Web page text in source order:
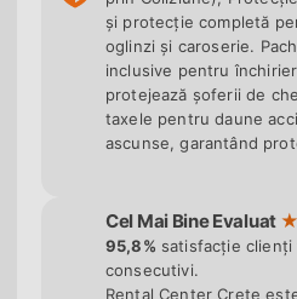
avans.
Rental Center Crete este o
sediul în Heraklion -
(50+ ani de
vehiculepe toată Creta: de
economice (Toyota Aygo,
de familie (Skoda Octavia
și protecție completă
oglinzi și caroserie.
inclusive pentru
protejează șoferii de
taxele pentru daune
ascunse, garantând
Cel Mai Bine Evaluat
95,8% satisfacție clienți
consecutivi.
Rental Center Crete